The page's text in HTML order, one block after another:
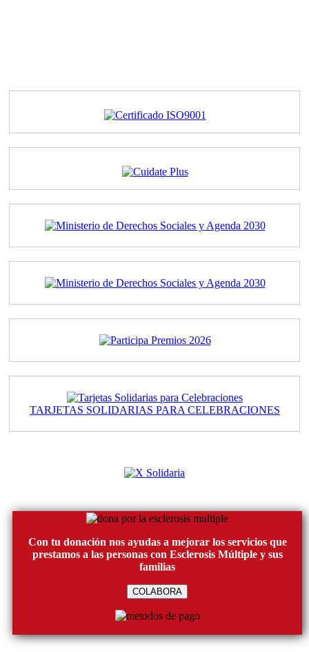
TARJETAS SOLIDARIAS PARA CELEBRACIONES
Con tu donación nos ayudas a mejorar los servicios que
prestamos a las personas con Esclerosis Múltiple y sus
familias
COLABORA